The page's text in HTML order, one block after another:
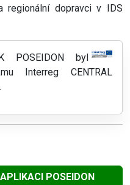
regionální dopravci v IDS
POSEIDON byl
Interreg CENTRAL
POSEIDON